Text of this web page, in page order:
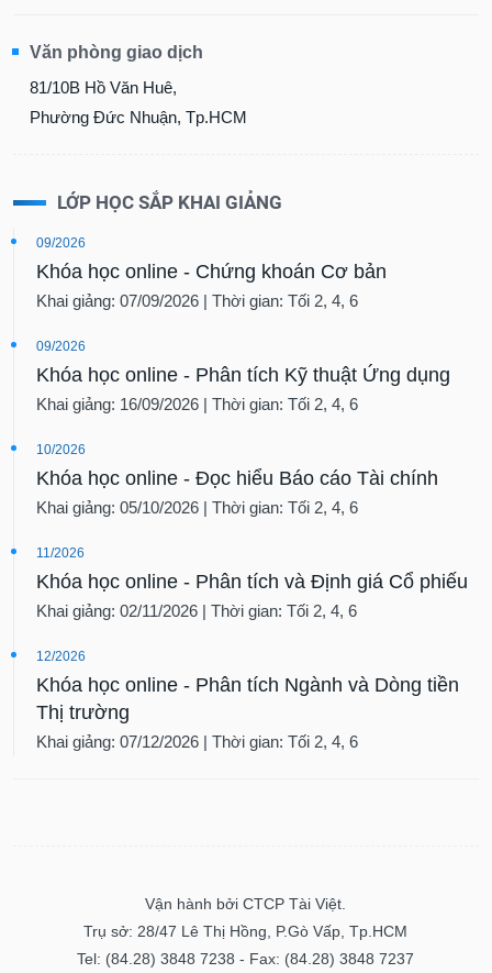
Văn phòng giao dịch
81/10B Hồ Văn Huê,
Phường Đức Nhuận, Tp.HCM
LỚP HỌC SẮP KHAI GIẢNG
09/2026
Khóa học online - Chứng khoán Cơ bản
Khai giảng: 07/09/2026 | Thời gian: Tối 2, 4, 6
09/2026
Khóa học online - Phân tích Kỹ thuật Ứng dụng
Khai giảng: 16/09/2026 | Thời gian: Tối 2, 4, 6
10/2026
Khóa học online - Đọc hiểu Báo cáo Tài chính
Khai giảng: 05/10/2026 | Thời gian: Tối 2, 4, 6
11/2026
Khóa học online - Phân tích và Định giá Cổ phiếu
Khai giảng: 02/11/2026 | Thời gian: Tối 2, 4, 6
12/2026
Khóa học online - Phân tích Ngành và Dòng tiền
Thị trường
Khai giảng: 07/12/2026 | Thời gian: Tối 2, 4, 6
Vận hành bởi CTCP Tài Việt.
Trụ sở: 28/47 Lê Thị Hồng, P.Gò Vấp, Tp.HCM
Tel: (84.28) 3848 7238 - Fax: (84.28) 3848 7237